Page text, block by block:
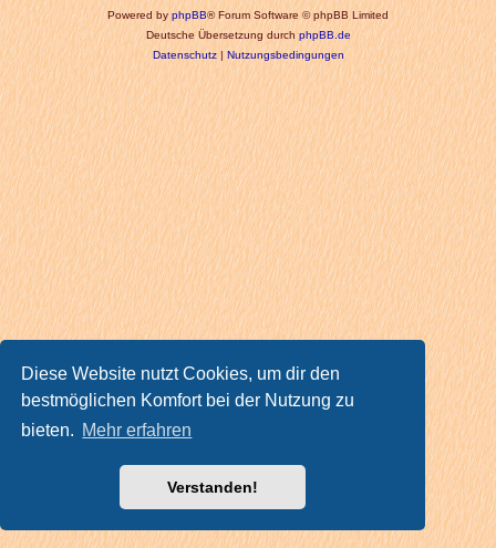
Diese Website nutzt Cookies, um dir den
bestmöglichen Komfort bei der Nutzung zu
bieten. Mehr erfahren
Verstanden!
Powered byphpBB® Forum Software © phpBB Limited
Deutsche Übersetzung durchphpBB.de
Datenschutz| Nutzungsbedingungen